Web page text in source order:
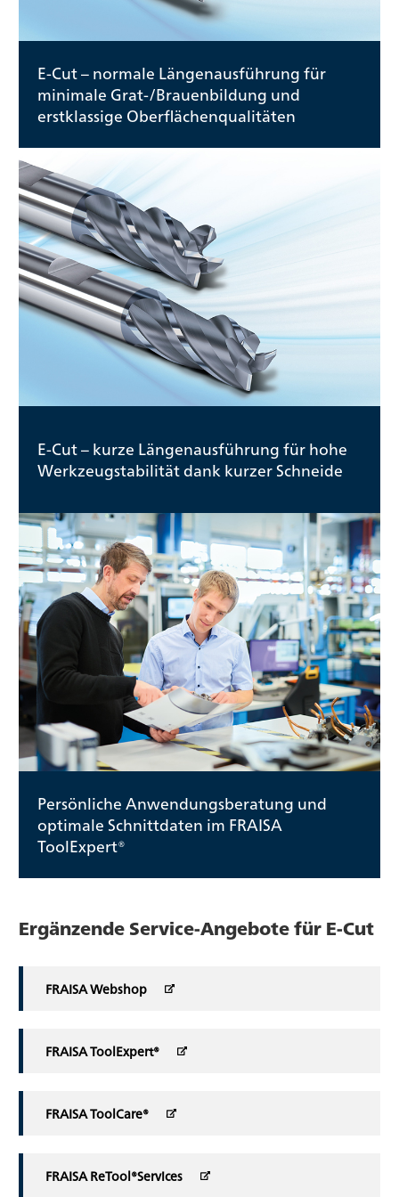
E-Cut – normale Längenausführung für
minimale Grat-/Brauenbildung und
erstklassige Oberflächenqualitäten
E-Cut – kurze Längenausführung für hohe
Werkzeugstabilität dank kurzer Schneide
Persönliche Anwendungsberatung und
optimale Schnittdaten im FRAISA
ToolExpert®
Ergänzende Service-Angebote für E-Cut
FRAISA Webshop
FRAISA ToolExpert®
FRAISA ToolCare®
FRAISA ReTool®Services